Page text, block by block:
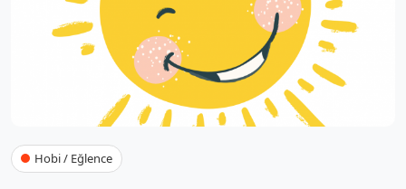
Hobi / Eğlence